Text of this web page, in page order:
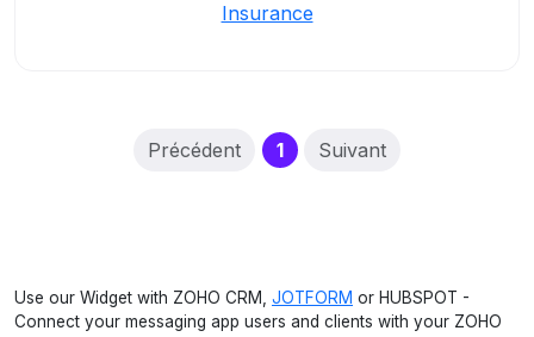
Insurance
Précédent 1(current)
Suivant
Use our Widget with ZOHO CRM, JOTFORM or HUBSPOT -
Connect your messaging app users and clients with your ZOHO